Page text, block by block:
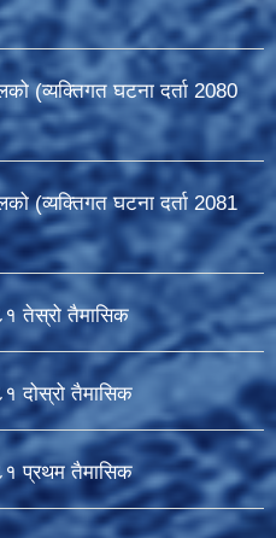
(व्यक्तिगत घटना दर्ता 2080
(व्यक्तिगत घटना दर्ता 2081
तेस्रो तैमासिक
दोस्रो तैमासिक
प्रथम तैमासिक